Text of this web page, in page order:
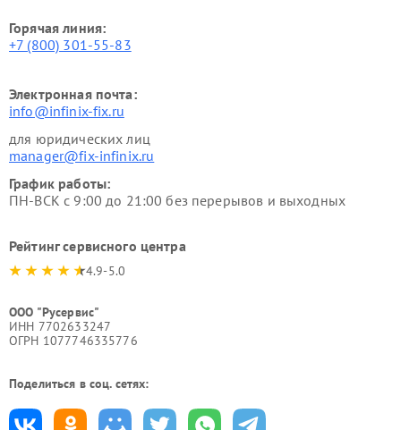
Горячая линия:
+7 (800) 301-55-83
Электронная почта:
info@infinix-fix.ru
для юридических лиц
manager@fix-infinix.ru
График работы:
ПН-ВСК с 9:00 до 21:00 без перерывов и выходных
Рейтинг сервисного центра
4.9-5.0
ООО "Русервис"
ИНН 7702633247
ОГРН 1077746335776
Поделиться в соц. сетях: